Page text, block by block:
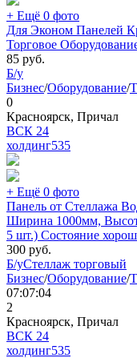
+ Ещё 0 фото
Для Эконом Панелей
Торговое
85 руб.
Б/у
Бизнес/Оборудование/
0
Красноярск, Причал
ВСК 24
холдинг535
+ Ещё 0 фото
Панель от Стеллажа
Ширина 1000мм,
5 шт.) Состояние
300 руб.
Б/уСтеллаж торговый
Бизнес/Оборудование/
07:07:04
2
Красноярск, Причал
ВСК 24
холдинг535